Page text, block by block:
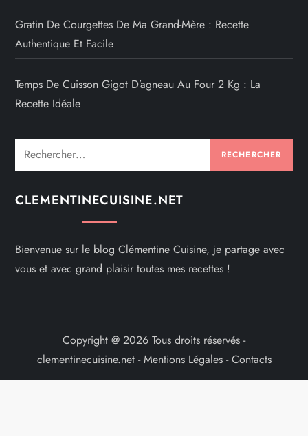
Gratin De Courgettes De Ma Grand-Mère : Recette
Authentique Et Facile
Temps De Cuisson Gigot D’agneau Au Four 2 Kg : La
Recette Idéale
Rechercher :
CLEMENTINECUISINE.NET
Bienvenue sur le blog Clémentine Cuisine, je partage avec
vous et avec grand plaisir toutes mes recettes !
Copyright @ 2026 Tous droits réservés -
clementinecuisine.net -Mentions Légales -Contacts